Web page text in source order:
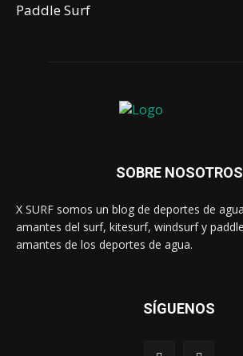
Paddle Surf
SOBRE NOSOTROS
X SURF somos un blog de deportes de
amantes del surf, kitesurf, windsurf y
amantes de los deportes de agua.
SÍGUENOS